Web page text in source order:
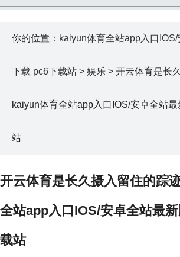
你的位置： kaiyun体育全站app入口
下载 pc6下载站 > 娱乐 > 开云体育是长
kaiyun体育全站app入口IOS/安卓全站
站
开云体育是长久摄入留住的踪
全站app入口IOS/安卓全站最
载站